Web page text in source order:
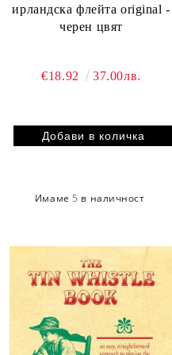
ирландска флейта original -
черен цвят
€18.92 37.00лв.
Имаме 5 в наличност